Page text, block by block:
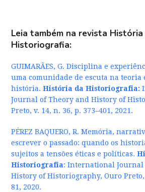
Leia também na revista História
Historiografia:
GUIMARÃES, G. Disciplina e
uma comunidade de escuta na teoria
história.História da Historiografia:
Journal of Theory and History of
Preto, v. 14, n. 36, p. 373–401, 2021.
PÉREZ BAQUERO, R. Memória,
escrever o passado: quando os
sujeitos a tensões éticas e políticas.
Historiografia: International Journal
History of Historiography, Ouro Preto,
81, 2020.